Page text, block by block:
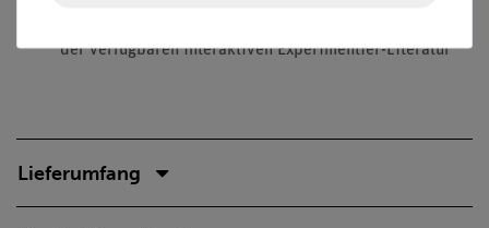
der verfügbaren interaktiven Experimentier-Literatur
Lieferumfang